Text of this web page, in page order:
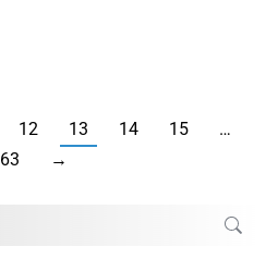
12 13 14 15
…
63
→